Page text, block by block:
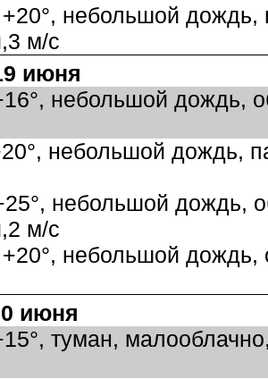
небольшой дождь,
м/с
июня
небольшой дождь,
небольшой дождь,
небольшой дождь,
м/с
небольшой дождь,
июня
туман,